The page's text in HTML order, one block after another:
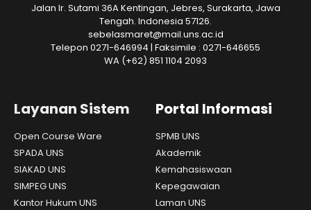
Jalan Ir. Sutami 36A Kentingan, Jebres, Surakarta, Jawa
Tengah. Indonesia 57126.
sebelasmaret@mail.uns.ac.id
Telepon 0271-646994 | Faksimile : 0271-646655
WA (+62) 851 1104 2093
Layanan Sistem
Open Course Ware
SPADA UNS
SIAKAD UNS
SIMPEG UNS
Kantor Hukum UNS
Portal Informasi
SPMB UNS
Akademik
Kemahasiswaan
Kepegawaian
Laman UNS